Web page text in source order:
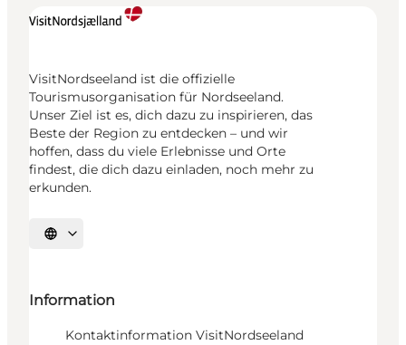
VisitNordseeland ist die offizielle
Tourismusorganisation für Nordseeland.
Unser Ziel ist es, dich dazu zu inspirieren, das
Beste der Region zu entdecken – und wir
hoffen, dass du viele Erlebnisse und Orte
findest, die dich dazu einladen, noch mehr zu
erkunden.
Sprache auswählen
Information
Kontaktinformation VisitNordseeland